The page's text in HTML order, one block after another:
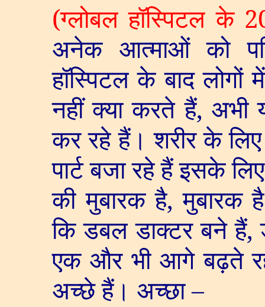
(ग्लोबल हॉस्पिटल के
अनेक आत्माओं को
हॉस्पिटल के बाद लोगों
नहीं क्या करते हैं, अभी
कर रहे हैं। शरीर के
पार्ट बजा रहे हैं इसके
की मुबारक है,मुबारक
कि डबल डाक्टर बने हैं,
एक और भी आगे बढ़ते
अच्छे हैं। अच्छा –